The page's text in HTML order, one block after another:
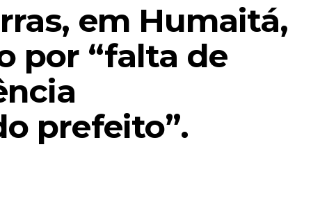
em Humaitá,
por “falta de
prefeito”.